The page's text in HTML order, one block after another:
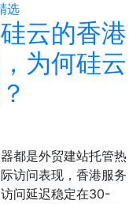
选
云的香港
为何硅云
都是外贸建站托管热
访问表现，香港服务
问延迟稳定在30-